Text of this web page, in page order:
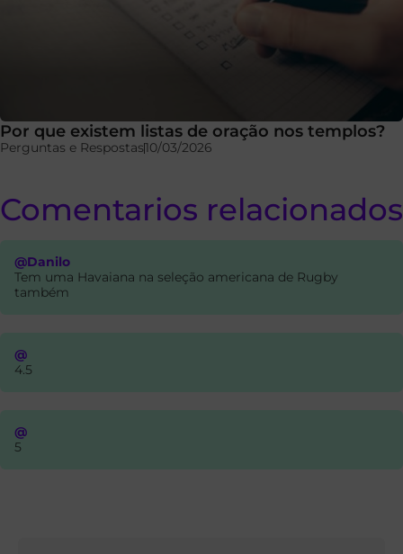
Por que existem listas de oração nos templos?
Perguntas e Respostas10/03/2026
Comentarios relacionados
@Danilo
Tem uma Havaiana na seleção americana de Rugby
também
@
4.5
@
5